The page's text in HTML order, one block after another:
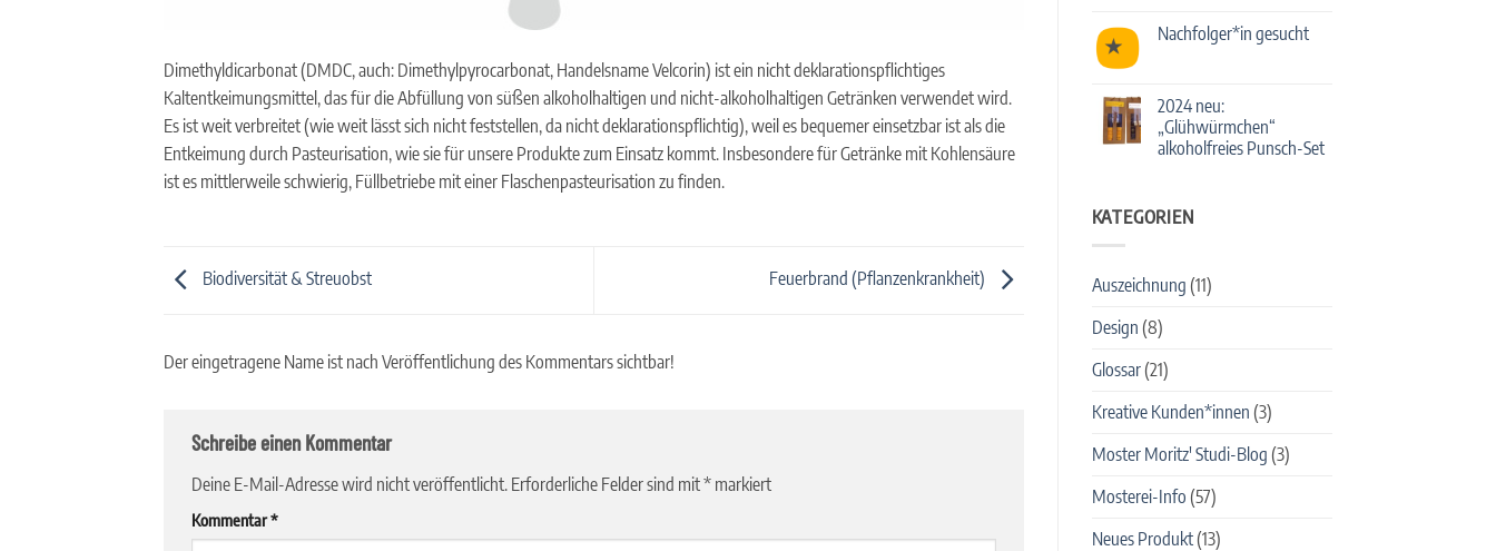
Dimethyldicarbonat (DMDC, auch: Dimethylpyrocarbonat, Handelsname Velcorin) ist ein nicht deklarationspflichtiges
Kaltentkeimungsmittel, das für die Abfüllung von süßen alkoholhaltigen und nicht-alkoholhaltigen Getränken verwendet wird.
Es ist weit verbreitet (wie weit lässt sich nicht feststellen, da nicht deklarationspflichtig), weil es bequemer einsetzbar ist als die
Entkeimung durch Pasteurisation, wie sie für unsere Produkte zum Einsatz kommt. Insbesondere für Getränke mit Kohlensäure
ist es mittlerweile schwierig, Füllbetriebe mit einer Flaschenpasteurisation zu finden.
Biodiversität & Streuobst Feuerbrand (Pflanzenkrankheit)
Der eingetragene Name ist nach Veröffentlichung des Kommentars sichtbar!
Schreibe einen Kommentar
Deine E-Mail-Adresse wird nicht veröffentlicht. Erforderliche Felder sind mit* markiert
Kommentar*
April
zu
auf
der
Slow
Food
Nachfolger*in gesucht
Nachfolger*in
gesucht
2024 neu:
„Glühwürmchen“
alkoholfreies Punsch-Set
2024
neu:
Set
KATEGORIEN
Auszeichnung (11)
Design (8)
Glossar(21)
Kreative Kunden*innen (3)
Moster Moritz' Studi-Blog (3)
Mosterei-Info (57)
Neues Produkt(13)